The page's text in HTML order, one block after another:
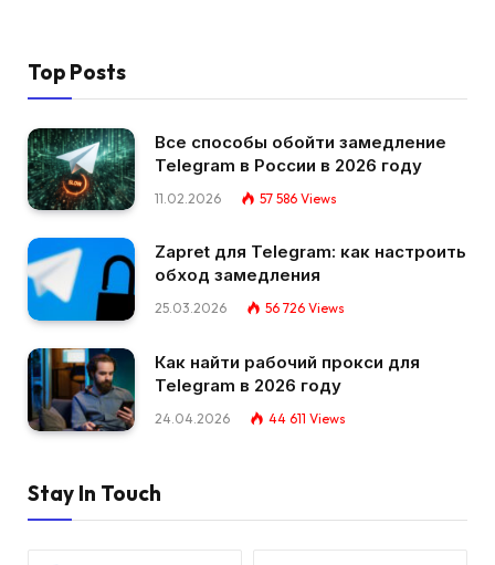
Top Posts
Все способы обойти замедление
Telegram в России в 2026 году
11.02.2026 57 586 Views
Zapret для Telegram: как настроить
обход замедления
25.03.2026 56 726 Views
Как найти рабочий прокси для
Telegram в 2026 году
24.04.2026 44 611 Views
Stay In Touch